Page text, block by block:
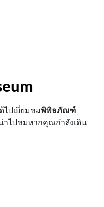
ไปเยี่ยมชมพิพิธภัณฑ์
าไปชมหากคุณกำลังเดิน